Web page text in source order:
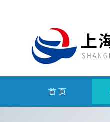
首 页